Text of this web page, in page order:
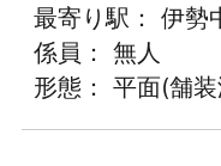
最寄り駅： 伊勢
係員： 無人
形態： 平面(舗